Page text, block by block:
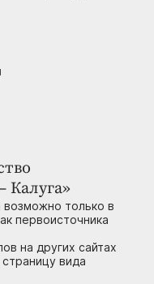
Калуга»
возможно только в
первоисточника
на других сайтах
вида